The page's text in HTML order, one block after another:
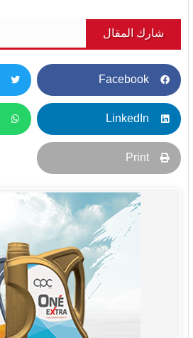
شارك المقال
Facebook
LinkedIn
Print